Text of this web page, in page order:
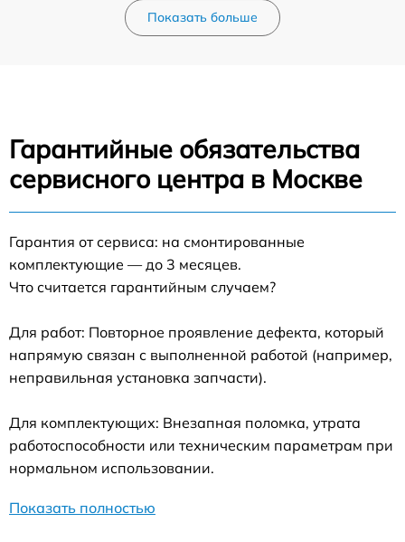
Показать больше
Гарантийные обязательства
сервисного центра в Москве
Гарантия от сервиса: на смонтированные
комплектующие — до 3 месяцев.
Что считается гарантийным случаем?
Для работ: Повторное проявление дефекта, который
напрямую связан с выполненной работой (например,
неправильная установка запчасти).
Для комплектующих: Внезапная поломка, утрата
работоспособности или техническим параметрам при
нормальном использовании.
Показать полностью